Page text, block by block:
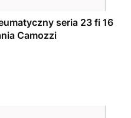
seria 23 fi 16
Camozzi